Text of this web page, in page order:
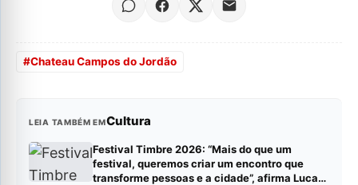
#Chateau Campos do Jordão
LEIA TAMBÉM EMCultura
Festival Timbre 2026: “Mais do que um
festival, queremos criar um encontro que
transforme pessoas e a cidade”, afirma Lucas